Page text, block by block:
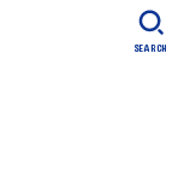
SEARCH